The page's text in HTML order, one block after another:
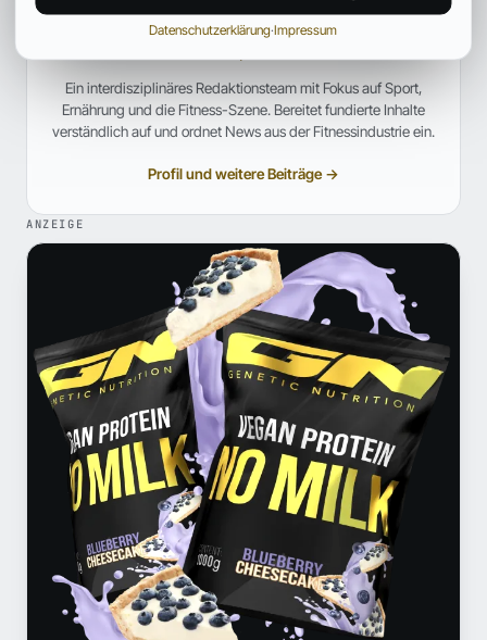
Fitpedia Redaktionsteam
Ein interdisziplinäres Redaktionsteam mit Fokus auf Sport,
Ernährung und die Fitness-Szene. Bereitet fundierte Inhalte
verständlich auf und ordnet News aus der Fitnessindustrie ein.
Profil und weitere Beiträge →
ANZEIGE
Datenschutzerklärung·Impressum